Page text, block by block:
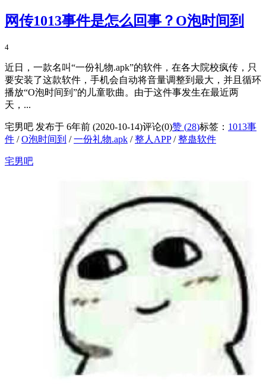
网传1013事件是怎么回事？O泡时间到
4
近日，一款名叫“一份礼物.apk”的软件，在各大院校疯传，只
要安装了这款软件，手机会自动将音量调整到最大，并且循环
播放“O泡时间到”的儿童歌曲。由于这件事发生在最近两
天，...
宅男吧 发布于 6年前 (2020-10-14)评论(0)赞 (28)标签： 1013事
件 /O泡时间到 /一份礼物.apk /整人APP/整蛊软件
宅男吧